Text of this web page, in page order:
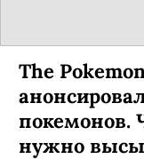
The
покемонов.
нужно